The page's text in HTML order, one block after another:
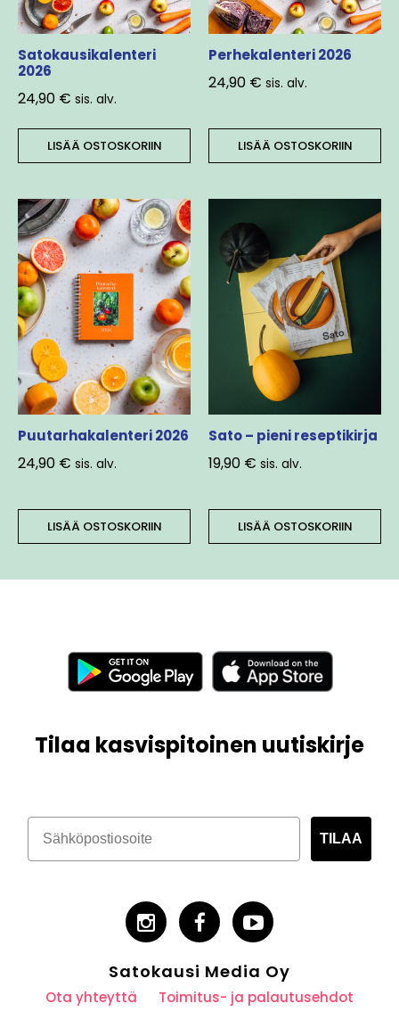
Satokausikalenteri
2026
24,90 € sis. alv.
LISÄÄ OSTOSKORIIN
Perhekalenteri 2026
24,90 € sis. alv.
LISÄÄ OSTOSKORIIN
Puutarhakalenteri 2026
24,90 € sis. alv.
LISÄÄ OSTOSKORIIN
Sato – pieni reseptikirja
19,90 € sis. alv.
LISÄÄ OSTOSKORIIN
Tilaa kasvispitoinen uutiskirje
TILAA
Satokausi Media Oy
Ota yhteyttä Toimitus- ja palautusehdot